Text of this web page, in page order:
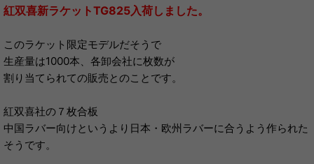
紅双喜新ラケットTG825入荷しました。
このラケット限定モデルだそうで
生産量は1000本、各卸会社に枚数が
割り当てられての販売とのことです。
紅双喜社の７枚合板
中国ラバー向けというより日本・欧州ラバーに合うよう作られた
そうです。